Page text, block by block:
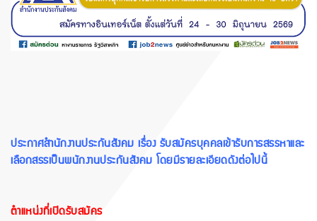
ประกาศสำนักงานประกันสังคม เรื่อง รับสมัครบุคคลเข้ารับการสรรหาและ
เลือกสรรเป็นพนักงานประกันสังคม โดยมีรายละเอียดดังต่อไปนี้
ตำแหน่งที่เปิดรับสมัคร